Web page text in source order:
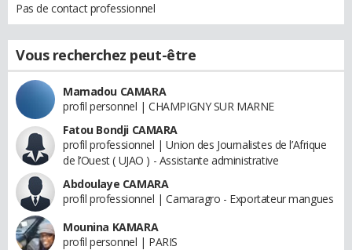
Pas de contact professionnel
Vous recherchez peut-être
Mamadou CAMARA
profil personnel | CHAMPIGNY SUR MARNE
Fatou Bondji CAMARA
profil professionnel | Union des Journalistes de l’Afrique
de l’Ouest ( UJAO ) - Assistante administrative
Abdoulaye CAMARA
profil professionnel | Camaragro - Exportateur mangues
Mounina KAMARA
profil personnel | PARIS